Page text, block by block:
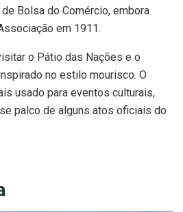
Bolsa do Comércio, embora
em 1911.
o Pátio das Nações e o
no estilo mourisco. O
usado para eventos culturais,
palco de alguns atos oficiais do